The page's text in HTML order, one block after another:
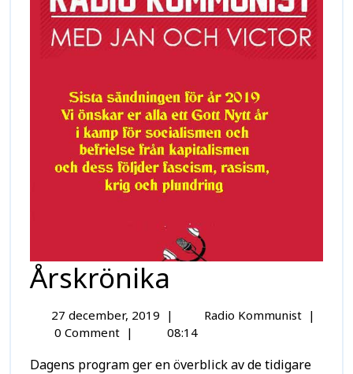
Årskrönika
27 december, 2019 | Radio Kommunist |
0 Comment | 08:14
Dagens program ger en överblick av de tidigare